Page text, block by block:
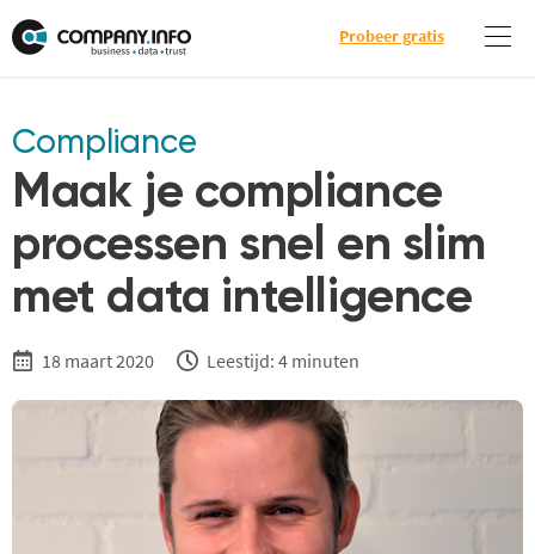
Probeer gratis
Compliance
Maak je compliance
processen snel en slim
met data intelligence
18 maart 2020 Leestijd: 4 minuten